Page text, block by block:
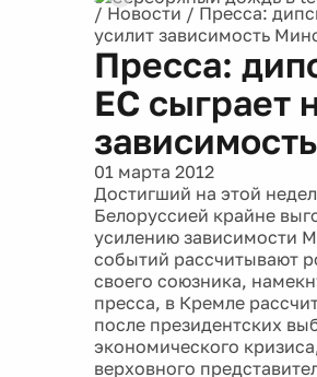
/ Новости / Пресса:
усилит зависимость
Пресса:
ЕС сыграет
01 марта 2012
Достигший на этой
Белоруссией крайне
усилению зависимости
событий рассчитывают
своего союзника,
пресса, в Кремле
после президентских
экономического
верховного